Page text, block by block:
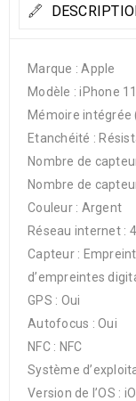
Marque : Apple
Modèle : iPhone
Mémoire intégrée
Etanchéité :
Nombre de
Nombre de
Couleur : Argent
Réseau internet :
Capteur :
d’empreintes
GPS : Oui
Autofocus : Oui
NFC : NFC
Système
Version de l’OS :